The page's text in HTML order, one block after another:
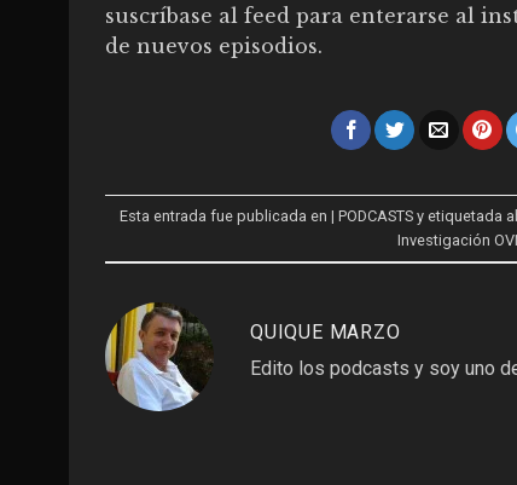
suscríbase al feed para enterarse al
de nuevos episodios.
Esta entrada fue publicada en | PODCASTSy etiquetada
Investigación
QUIQUE MARZO
Edito los podcasts y soy uno